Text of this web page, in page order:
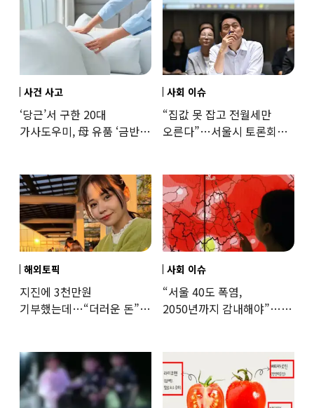
사건 사고
‘당근’서 구한 20대
가사도우미, 母 유품 ‘금반지
사회 이슈
“집값 못 잡고 전월세만
오른다”…서울시 토론회서
해외토픽
지진에 3천만원
기부했는데…“더러운 돈”
사회 이슈
“서울 40도 폭염,
2050년까지 감내해야”…